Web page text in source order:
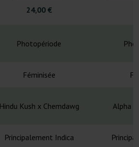
24,00 €
Photopériode
Féminisée
Hindu Kush x Chemdawg Alpha
Principalement Indica